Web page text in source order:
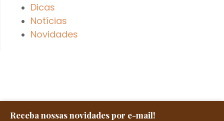
Dicas
Notícias
Novidades
Receba nossas novidades por e-mail!